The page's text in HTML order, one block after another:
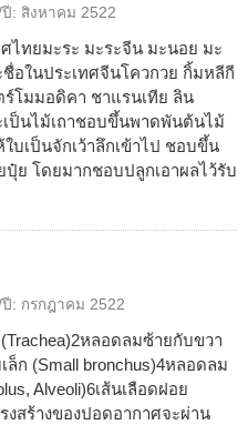
ปี: สิงหาคม 2522
ไทยมะระ มะระจีน มะนอย มะ
อในประเทศจีนโควกวย กิ้มหลีกี
โมมอดิคา ชาแรนเทีย ลิน
เป็นไม้เถาชอบขึ้นพาดพันต้นไม้
บเป็นจักเว้าลึกเข้าไป ชอบขึ้น
ย โดยมากชอบปลูกเอาผลไว้รับ
ปี: กรกฎาคม 2522
หลอดลมซ้ายกับขวา
ล็ก (Small bronchus)4หลอดลม
Alveoli)6เส้นเลือดฝอย
งสร้างของปอดอากาศจะผ่าน